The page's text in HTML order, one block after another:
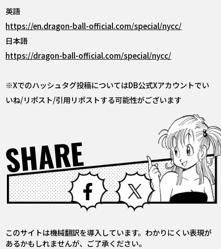
英語
https://en.dragon-ball-official.com/special/nycc/
日本語
https://dragon-ball-official.com/special/nycc/
※Xでのハッシュタグ投稿についてはDB公式Xアカウントでい
いね/リポスト/引用リポストする可能性がございます
SHARE Facebook X
このサイトは機械翻訳を導入しています。わかりにくい表現が
あるかもしれませんが、ご了承ください。